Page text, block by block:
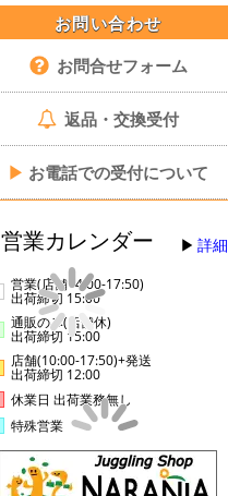
お問い合わせ
お問合せフォーム
返品・交換受付
▶ お電話での受付について
営業カレンダー 詳細
営業(店舗14:00-17:50)
出荷締切 15:00
通販のみ(店舗休)
出荷締切 15:00
店舗(10:00-17:50)+発送
出荷締切 12:00
休業日 出荷業務無し
特殊営業